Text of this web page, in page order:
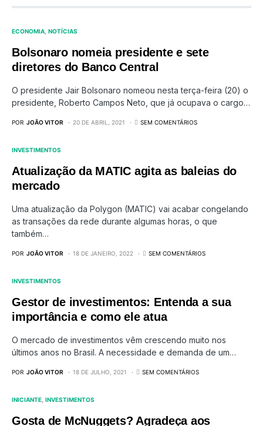
ECONOMIA NOTÍCIAS
Bolsonaro nomeia presidente e sete
diretores do Banco Central
O presidente Jair Bolsonaro nomeou nesta terça-feira (20) o
presidente, Roberto Campos Neto, que já ocupava o cargo…
POR JOÃO VITOR 20 DE ABRIL, 2021 SEM COMENTÁRIOS
INVESTIMENTOS
Atualização da MATIC agita as baleias do
mercado
Uma atualização da Polygon (MATIC) vai acabar congelando
as transações da rede durante algumas horas, o que
também…
POR JOÃO VITOR 18 DE JANEIRO, 2022 SEM COMENTÁRIOS
INVESTIMENTOS
Gestor de investimentos: Entenda a sua
importância e como ele atua
O mercado de investimentos vêm crescendo muito nos
últimos anos no Brasil. A necessidade e demanda de um…
POR JOÃO VITOR 18 DE JULHO, 2021 SEM COMENTÁRIOS
INICIANTE INVESTIMENTOS
Gosta de McNuggets? Agradeça aos